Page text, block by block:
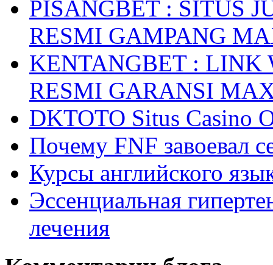
PISANGBET : SITUS
RESMI GAMPANG
KENTANGBET : LINK
RESMI GARANSI
DKTOTO Situs Casino
Почему FNF завоевал
Курсы английского
Эссенциальная
лечения